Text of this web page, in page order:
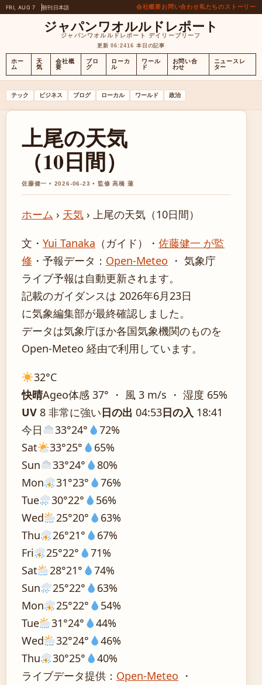
FRI, AUG 7 朝刊日本語 会社概要お問い合わせ私たちのストーリー
ジャパンワオルルドレポート
ジャパンワオルルドレポート デイリーブリーフ
更新 06:2416 本日の記事
ホー
ム
天
気
会社概
要
ブロ
グ
ローカ
ル
ワール
ド
お問い合
わせ
ニュースレ
ター
テック ビジネス ブログ ローカル ワールド 政治
上尾の天気
（10日間）
佐藤健一 • 2026-06-23 • 監修 高橋 蓮
ホーム › 天気 › 上尾の天気（10日間）
文・ Yui Tanaka （ガイド） ・ 佐藤健一 が監
修 ・ 予報データ： Open-Meteo ・ 気象庁
ライブ予報は自動更新されます。
記載のガイダンスは 2026年6月23日
に気象編集部が最終確認しました。
データは気象庁ほか各国気象機関のものを
Open-Meteo 経由で利用しています。
32°C
快晴Ageo体感 37° ・ 風 3 m/s ・ 湿度 65%
UV 8 非常に強い日の出 04:53日の入 18:41
今日
33°24°
72%
Sat
33°25°
65%
Sun
33°24°
80%
Mon
31°23°
76%
Tue
30°22°
56%
Wed
25°20°
63%
Thu
26°21°
67%
Fri
25°22°
71%
Sat
28°21°
74%
Sun
25°22°
63%
Mon
25°22°
54%
Tue
31°24°
44%
Wed
32°24°
46%
Thu
30°25°
40%
ライブデータ提供： Open-Meteo ・